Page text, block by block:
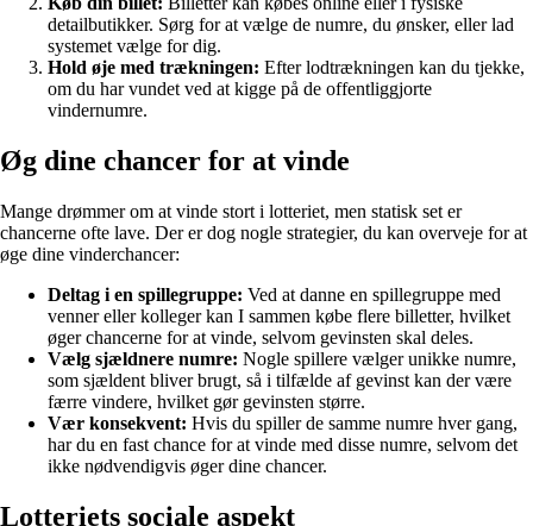
detailbutikker. Sørg for at vælge de numre, du ønsker, eller lad
systemet vælge for dig.
Hold øje med trækningen: Efter lodtrækningen kan du tjekke,
om du har vundet ved at kigge på de offentliggjorte
vindernumre.
Øg dine chancer for at vinde
Mange drømmer om at vinde stort i lotteriet, men statisk set er
chancerne ofte lave. Der er dog nogle strategier, du kan overveje for at
øge dine vinderchancer:
Deltag i en spillegruppe: Ved at danne en spillegruppe med
venner eller kolleger kan I sammen købe flere billetter, hvilket
øger chancerne for at vinde, selvom gevinsten skal deles.
Vælg sjældnere numre: Nogle spillere vælger unikke numre,
som sjældent bliver brugt, så i tilfælde af gevinst kan der være
færre vindere, hvilket gør gevinsten større.
Vær konsekvent: Hvis du spiller de samme numre hver gang,
har du en fast chance for at vinde med disse numre, selvom det
ikke nødvendigvis øger dine chancer.
Lotteriets sociale aspekt